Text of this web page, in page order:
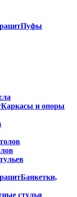
Пуфы
Каркасы и опоры
Банкетки,
стулья